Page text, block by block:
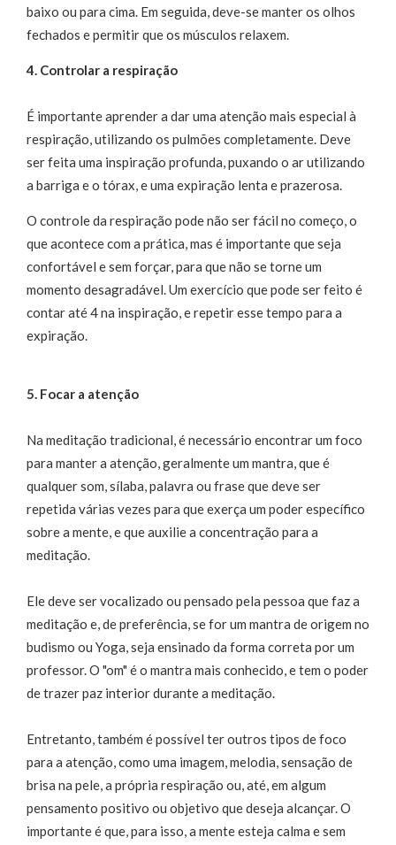
baixo ou para cima. Em seguida, deve-se manter os olhos
fechados e permitir que os músculos relaxem.
4. Controlar a respiração
É importante aprender a dar uma atenção mais especial à
respiração, utilizando os pulmões completamente. Deve
ser feita uma inspiração profunda, puxando o ar utilizando
a barriga e o tórax, e uma expiração lenta e prazerosa.
O controle da respiração pode não ser fácil no começo, o
que acontece com a prática, mas é importante que seja
confortável e sem forçar, para que não se torne um
momento desagradável. Um exercício que pode ser feito é
contar até 4 na inspiração, e repetir esse tempo para a
expiração.
5. Focar a atenção
Na meditação tradicional, é necessário encontrar um foco
para manter a atenção, geralmente um mantra, que é
qualquer som, sílaba, palavra ou frase que deve ser
repetida várias vezes para que exerça um poder específico
sobre a mente, e que auxilie a concentração para a
meditação.
Ele deve ser vocalizado ou pensado pela pessoa que faz a
meditação e, de preferência, se for um mantra de origem no
budismo ou Yoga, seja ensinado da forma correta por um
professor. O "om" é o mantra mais conhecido, e tem o poder
de trazer paz interior durante a meditação.
Entretanto, também é possível ter outros tipos de foco
para a atenção, como uma imagem, melodia, sensação de
brisa na pele, a própria respiração ou, até, em algum
pensamento positivo ou objetivo que deseja alcançar. O
importante é que, para isso, a mente esteja calma e sem